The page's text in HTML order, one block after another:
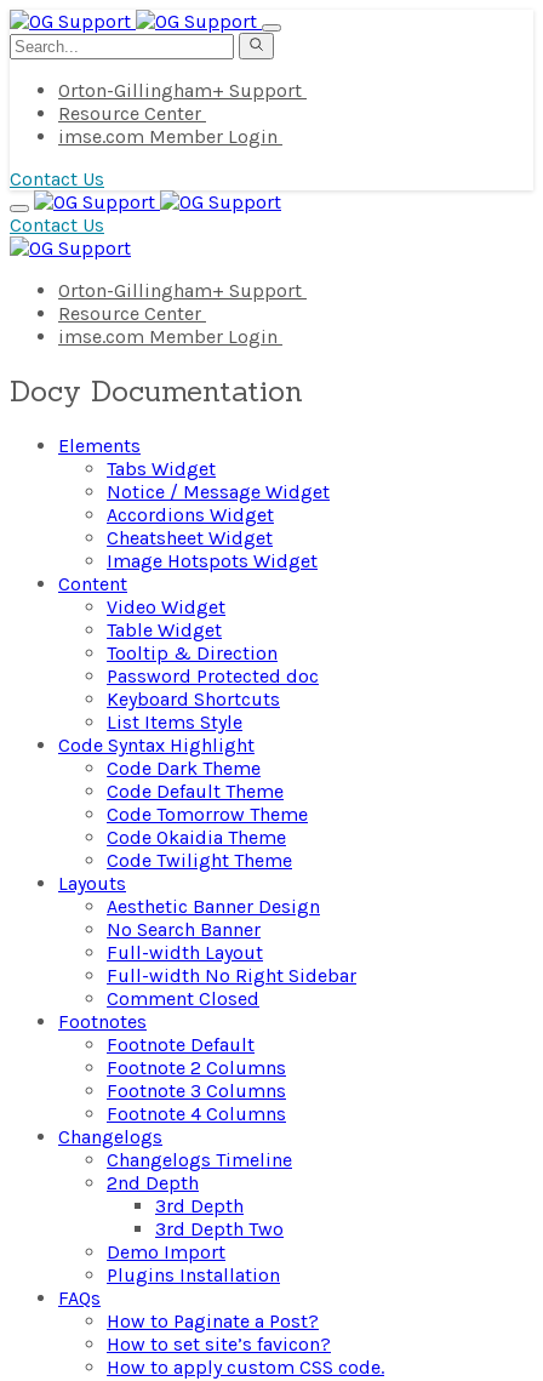
Orton-Gillingham+ Support
Resource Center
imse.com Member Login
Contact Us
Contact Us
Orton-Gillingham+ Support
Resource Center
imse.com Member Login
Docy Documentation
Elements
Tabs Widget
Notice / Message Widget
Accordions Widget
Cheatsheet Widget
Image Hotspots Widget
Content
Video Widget
Table Widget
Tooltip & Direction
Password Protected doc
Keyboard Shortcuts
List Items Style
Code Syntax Highlight
Code Dark Theme
Code Default Theme
Code Tomorrow Theme
Code Okaidia Theme
Code Twilight Theme
Layouts
Aesthetic Banner Design
No Search Banner
Full-width Layout
Full-width No Right Sidebar
Comment Closed
Footnotes
Footnote Default
Footnote 2 Columns
Footnote 3 Columns
Footnote 4 Columns
Changelogs
Changelogs Timeline
2nd Depth
3rd Depth
3rd Depth Two
Demo Import
Plugins Installation
FAQs
How to Paginate a Post?
How to set site’s favicon?
How to apply custom CSS code.